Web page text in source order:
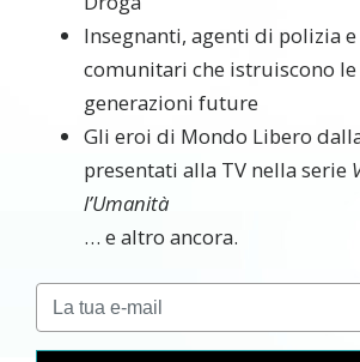
Insegnanti, agenti di polizia
comunitari che istruiscono
generazioni future
Gli eroi di Mondo Libero
presentati alla TV nella serie
l’Umanità
… e altro ancora.